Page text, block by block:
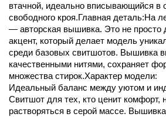
втачной, идеально вписывающийся
свободного кроя.Главная деталь:На
— авторская вышивка. Это не просто
акцент, который делает модель
среди базовых свитшотов. Вышивка
качественными нитями, сохраняет
множества стирок.Характер модели:
Идеальный баланс между уютом и
Свитшот для тех, кто ценит комфорт,
растворяться в серой массе.